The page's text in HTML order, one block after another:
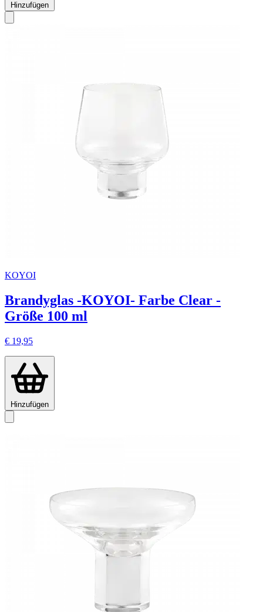
Hinzufügen
KOYOI
Brandyglas -KOYOI- Farbe Clear -
Größe 100 ml
€ 19,95
Hinzufügen